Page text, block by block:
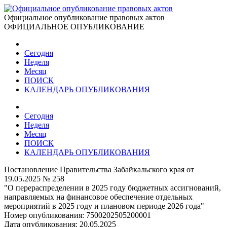
Официальное опубликование правовых актов
ОФИЦИАЛЬНОЕ ОПУБЛИКОВАНИЕ
Сегодня
Неделя
Месяц
ПОИСК
КАЛЕНДАРЬ ОПУБЛИКОВАНИЯ
Сегодня
Неделя
Месяц
ПОИСК
КАЛЕНДАРЬ ОПУБЛИКОВАНИЯ
Постановление Правительства Забайкальского края от
19.05.2025 № 258
"О перераспределении в 2025 году бюджетных ассигнований,
направляемых на финансовое обеспечение отдельных
мероприятий в 2025 году и плановом периоде 2026 года"
Номер опубликования: 7500202505200001
Дата опубликования: 20.05.2025